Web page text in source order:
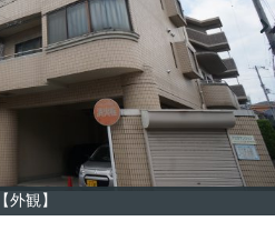
【外観】